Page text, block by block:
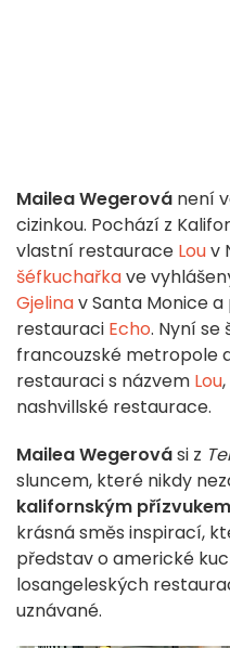
Mailea Wegerová není
cizinkou. Pochází z
vlastní restaurace Louv
šéfkuchařkave
Gjelinav Santa Monice
restauraci Echo. Nyní
francouzské metropole
restauraci s názvem Lou
nashvillské restaurace.
Mailea Wegerovási z
sluncem, které nikdy
kalifornským přízvukem
krásná směs inspirací,
představ o americké
losangeleských
uznávané.